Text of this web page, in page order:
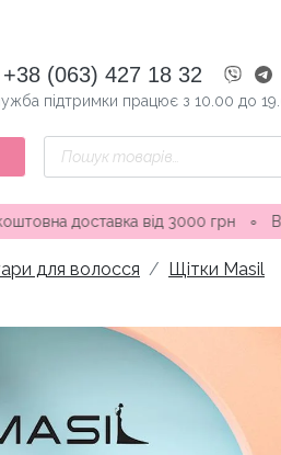
+38 (063) 427 18 32
підтримки працює з 10.00 до
Пошук
товарів
від 3000 грн∘Відправка
для волосся Щітки Masil